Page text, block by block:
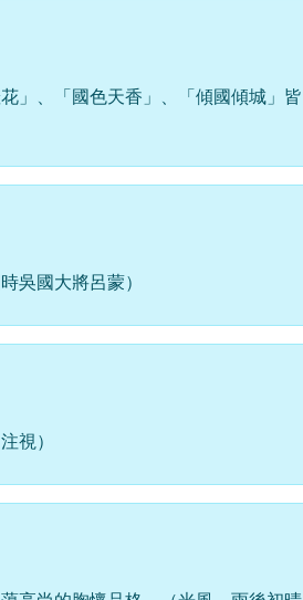
」、「國色天香」、「傾國傾城」皆
吳國大將呂蒙）
視）